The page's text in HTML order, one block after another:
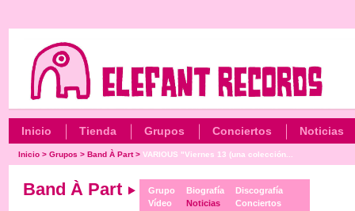
Inicio Tienda Grupos Conciertos Noticias
Inicio >Grupos >Band À Part>VARIOUS "Viernes 13 (una colección...
Band À Part
Grupo
Vídeo
Biografía
Noticias
Discografía
Conciertos